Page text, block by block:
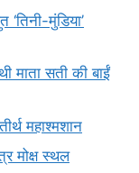
मुंडिया’
सती की बाईं
महाश्मशान
मोक्ष स्थल